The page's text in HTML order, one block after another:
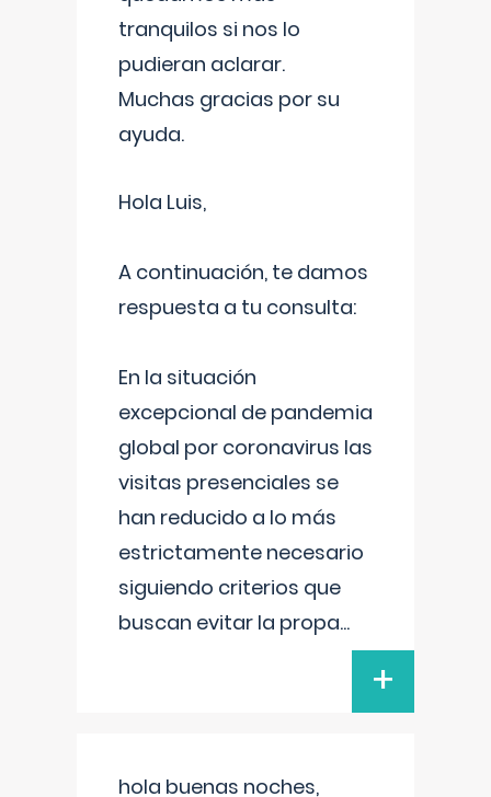
tranquilos si nos lo
pudieran aclarar.
Muchas gracias por su
ayuda.
Hola Luis,
A continuación, te damos
respuesta a tu consulta:
En la situación
excepcional de pandemia
global por coronavirus las
visitas presenciales se
han reducido a lo más
estrictamente necesario
siguiendo criterios que
buscan evitar la propa...
+
hola buenas noches,